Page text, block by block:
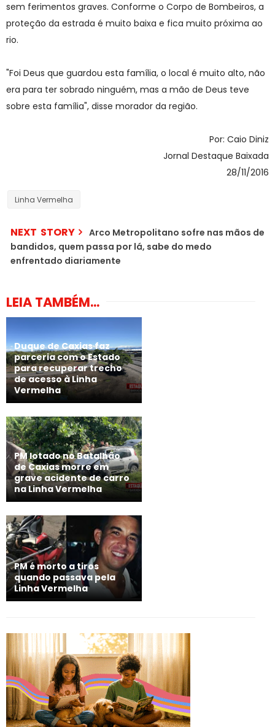
sem ferimentos graves. Conforme o Corpo de Bombeiros, a
proteção da estrada é muito baixa e fica muito próxima ao
rio.
"Foi Deus que guardou esta família, o local é muito alto, não
era para ter sobrado ninguém, mas a mão de Deus teve
sobre esta família", disse morador da região.
Por: Caio Diniz
Jornal Destaque Baixada
28/11/2016
Linha Vermelha
NEXT STORY
Arco Metropolitano sofre nas mãos de
bandidos, quem passa por lá, sabe do medo
enfrentado diariamente
LEIA TAMBÉM...
Duque de Caxias faz
parceria com o Estado
para recuperar trecho
de acesso à Linha
Vermelha
PM lotado no Batalhão
de Caxias morre em
grave acidente de carro
na Linha Vermelha
PM é morto a tiros
quando passava pela
Linha Vermelha